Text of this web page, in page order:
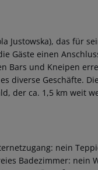
Justowska), das für
Gäste einen
Bars und Kneipen
diverse Geschäfte.
der ca. 1,5 km weit
nein
Badezimmer: nein